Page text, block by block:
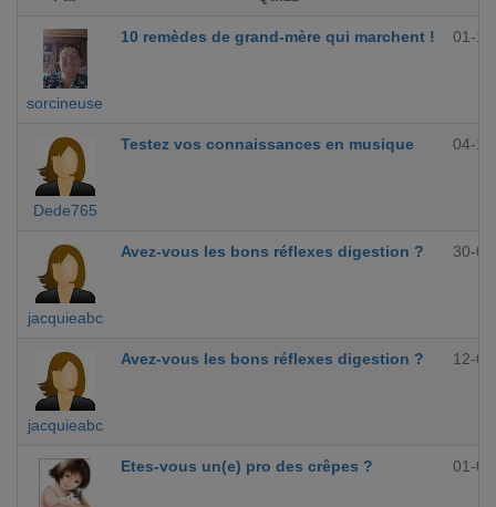
sorcineuse
10 remèdes de grand-mère qui marchent ! 01-
Dede765
Testez vos connaissances en musique 04-
jacquieabc
Avez-vous les bons réflexes digestion ? 30-
jacquieabc
Avez-vous les bons réflexes digestion ? 12-
Etes-vous un(e) pro des crêpes ? 01-